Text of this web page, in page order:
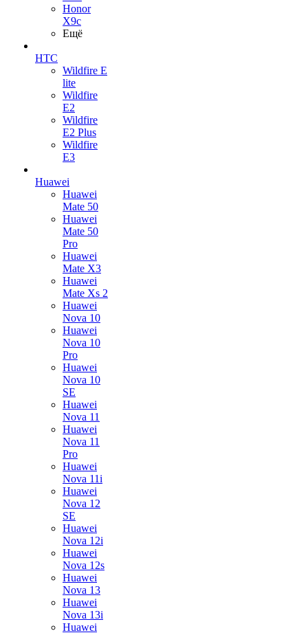
Honor
X9c
Ещё
HTC
Wildfire E
lite
Wildfire
E2
Wildfire
E2 Plus
Wildfire
E3
Huawei
Huawei
Mate 50
Huawei
Mate 50
Pro
Huawei
Mate X3
Huawei
Mate Xs 2
Huawei
Nova 10
Huawei
Nova 10
Pro
Huawei
Nova 10
SE
Huawei
Nova 11
Huawei
Nova 11
Pro
Huawei
Nova 11i
Huawei
Nova 12
SE
Huawei
Nova 12i
Huawei
Nova 12s
Huawei
Nova 13
Huawei
Nova 13i
Huawei